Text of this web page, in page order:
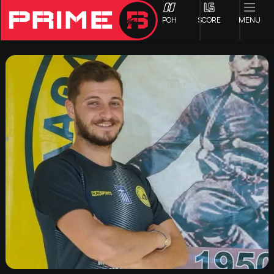
ΡΟΗ SCORE MENU
ΟΦΗ
Γ ΕΘΝΙΚΗ
Α1 ΕΠΣΗ
Α2 ΕΠΣΗ
Β1 ΕΠΣΗ
Β2 ΕΠΣΗ